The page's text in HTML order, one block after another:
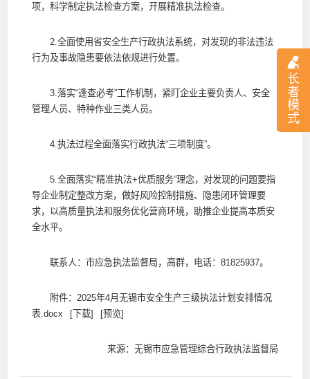
长
者
模
式
项，科学制定执法检查方案，开展精准执法检查。
2.全面使用省安全生产行政执法系统，对发现的非法违法
行为及事故隐患要依法依规进行处置。
3.落实“逢查必考”工作机制，紧盯企业主要负责人、安全
管理人员、特种作业三类人员。
4.执法过程全面落实行政执法“三项制度”。
5.全面落实“精准执法+优质服务”理念，对发现的问题要指
导企业制定整改方案，做好风险控制措施、隐患闭环管理要
求，以高质量执法和服务优化营商环境，助推企业提高本质安
全水平。
联系人：市应急执法监督局，高群，电话：81825937。
附件： 2025年4月无锡市安全生产三级执法计划安排情况
表.docx
[下载] [预览]
来源：无锡市应急管理综合行政执法监督局